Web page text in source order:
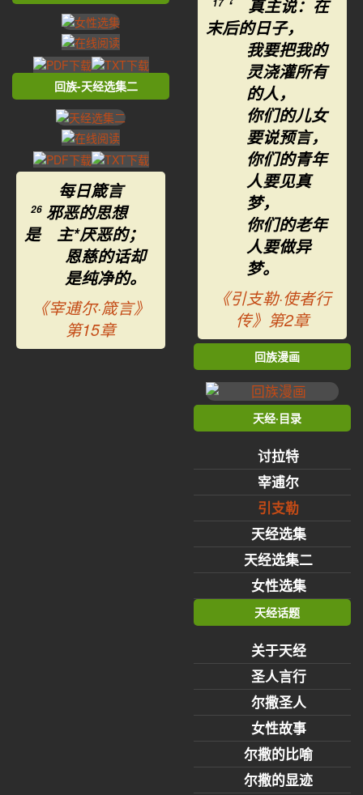
回族-天经选集二
每日箴言
26 邪恶的思想
是 主*厌恶的；
恩慈的话却
是纯净的。
《宰逋尔·箴言》
第15章
‘ 真主说：在
末后的日子，
我要把我的
灵浇灌所有
的人，
你们的儿女
要说预言，
你们的青年
人要见真
梦，
你们的老年
人要做异
梦。
《引支勒·使者行
传》第2章
回族漫画
天经·目录
讨拉特
宰逋尔
引支勒
天经选集
天经选集二
女性选集
天经话题
关于天经
圣人言行
尔撒圣人
女性故事
尔撒的比喻
尔撒的显迹